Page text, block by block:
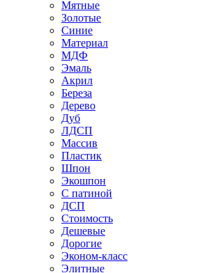
Мятные
Золотые
Синие
Материал
МДФ
Эмаль
Акрил
Береза
Дерево
Дуб
ЛДСП
Массив
Пластик
Шпон
Экошпон
С патиной
ДСП
Стоимость
Дешевые
Дорогие
Эконом-класс
Элитные